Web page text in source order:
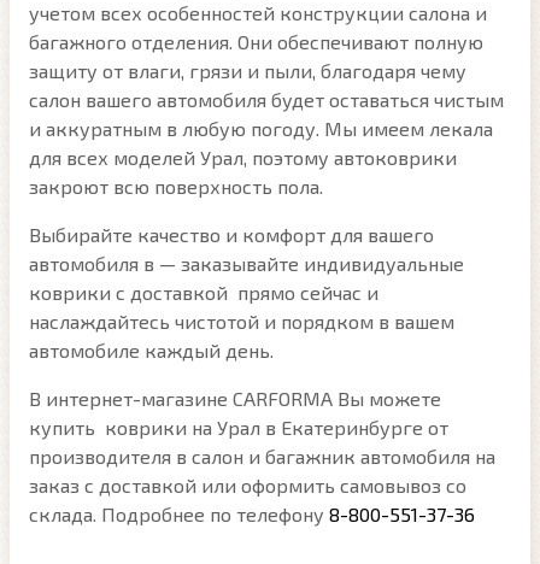
учетом всех особенностей конструкции салона и
багажного отделения. Они обеспечивают полную
защиту от влаги, грязи и пыли, благодаря чему
салон вашего автомобиля будет оставаться чистым
и аккуратным в любую погоду. Мы имеем лекала
для всех моделей Урал, поэтому автоковрики
закроют всю поверхность пола.
Выбирайте качество и комфорт для вашего
автомобиля в — заказывайте индивидуальные
коврики с доставкой прямо сейчас и
наслаждайтесь чистотой и порядком в вашем
автомобиле каждый день.
В интернет-магазине CARFORMA Вы можете
купить коврики на Урал в Екатеринбурге от
производителя в салон и багажник автомобиля на
заказ с доставкой или оформить самовывоз со
склада. Подробнее по телефону 8-800-551-37-36